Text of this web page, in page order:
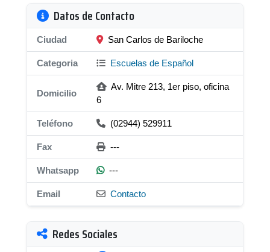
Datos de Contacto
Ciudad San Carlos de Bariloche
Categoria Escuelas de Español
Domicilio
Av. Mitre 213, 1er piso, oficina
6
Teléfono (02944) 529911
Fax ---
Whatsapp ---
Email Contacto
Redes Sociales